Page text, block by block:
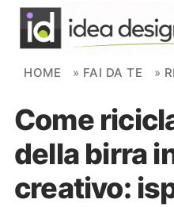
Skip to content
NOVITÀ
AMBIENTI
FAI DA TE
HOME » FAI DA TE »
Come
della birra
creativo: